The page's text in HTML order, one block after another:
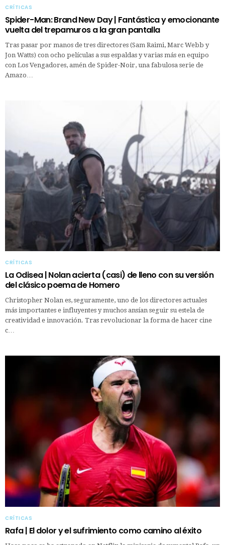
CRÍTICAS
Spider-Man: Brand New Day | Fantástica y emocionante
vuelta del trepamuros a la gran pantalla
Tras pasar por manos de tres directores (Sam Raimi, Marc Webb y
Jon Watts) con ocho películas a sus espaldas y varias más en equipo
con Los Vengadores, amén de Spider-Noir, una fabulosa serie de
Amazo…
CRÍTICAS
La Odisea | Nolan acierta (casi) de lleno con su versión
del clásico poema de Homero
Christopher Nolan es, seguramente, uno de los directores actuales
más importantes e influyentes y muchos ansían seguir su estela de
creatividad e innovación. Tras revolucionar la forma de hacer cine
c…
CRÍTICAS
Rafa | El dolor y el sufrimiento como camino al éxito